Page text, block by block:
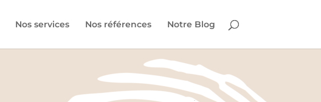
Nos services Nos références Notre Blog